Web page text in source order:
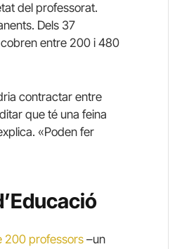
del professorat.
Dels 37
entre 200 i 480
contractar entre
que té una feina
«Poden fer
200 professors –un